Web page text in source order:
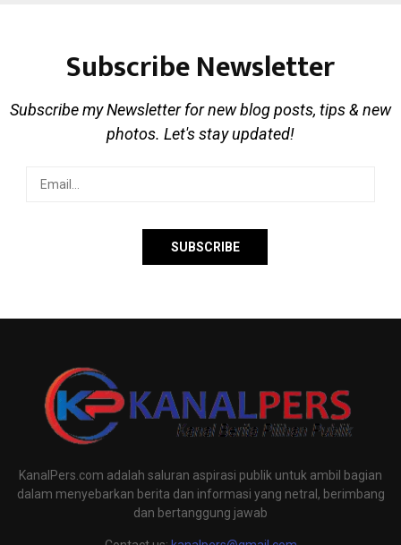
Subscribe Newsletter
Subscribe my Newsletter for new blog posts, tips & new
photos. Let's stay updated!
KanalPers.com adalah saluran aspirasi publik untuk ambil bagian
dalam menyebarkan berita dan informasi yang netral, berimbang
dan bertanggung jawab